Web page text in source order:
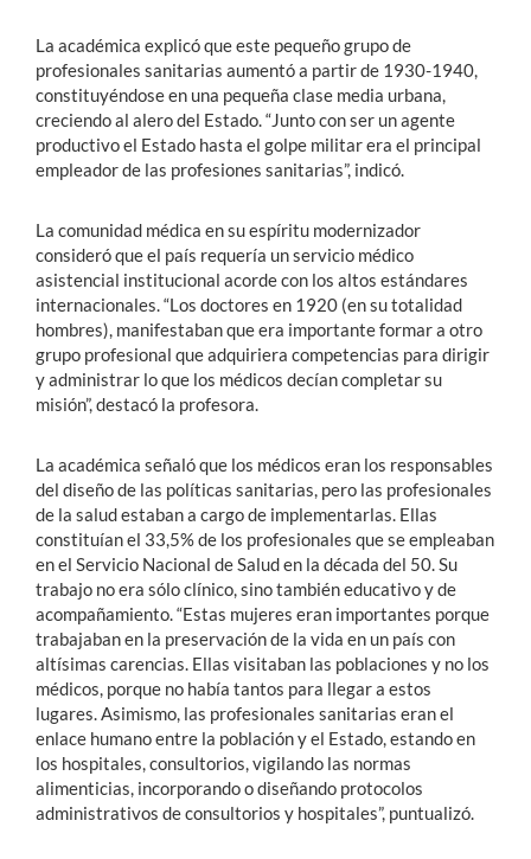
La académica explicó que este pequeño grupo de
profesionales sanitarias aumentó a partir de 1930-1940,
constituyéndose en una pequeña clase media urbana,
creciendo al alero del Estado. “Junto con ser un agente
productivo el Estado hasta el golpe militar era el principal
empleador de las profesiones sanitarias”, indicó.
La comunidad médica en su espíritu modernizador
consideró que el país requería un servicio médico
asistencial institucional acorde con los altos estándares
internacionales. “Los doctores en 1920 (en su totalidad
hombres), manifestaban que era importante formar a otro
grupo profesional que adquiriera competencias para dirigir
y administrar lo que los médicos decían completar su
misión”, destacó la profesora.
La académica señaló que los médicos eran los responsables
del diseño de las políticas sanitarias, pero las profesionales
de la salud estaban a cargo de implementarlas. Ellas
constituían el 33,5% de los profesionales que se empleaban
en el Servicio Nacional de Salud en la década del 50. Su
trabajo no era sólo clínico, sino también educativo y de
acompañamiento. “Estas mujeres eran importantes porque
trabajaban en la preservación de la vida en un país con
altísimas carencias. Ellas visitaban las poblaciones y no los
médicos, porque no había tantos para llegar a estos
lugares. Asimismo, las profesionales sanitarias eran el
enlace humano entre la población y el Estado, estando en
los hospitales, consultorios, vigilando las normas
alimenticias, incorporando o diseñando protocolos
administrativos de consultorios y hospitales”, puntualizó.